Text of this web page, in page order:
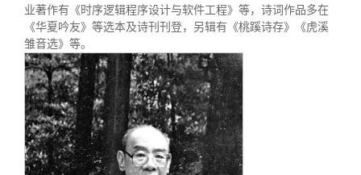
信息化服务
三创大赛
实用信息
总会简介
会长致辞
总会章程
关闭
业著作有《时序逻辑程序设计与软件工程》等，诗词作品多在
《华夏吟友》等选本及诗刊刊登，另辑有《桃蹊诗存》《虎溪
雏音选》等。